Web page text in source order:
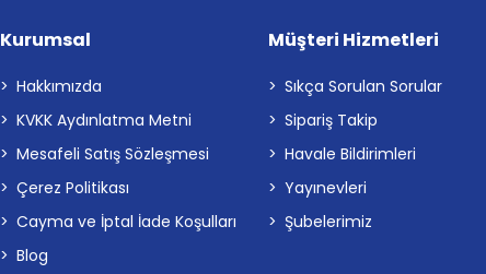
Kurumsal
Hakkımızda
KVKK Aydınlatma Metni
Mesafeli Satış Sözleşmesi
Çerez Politikası
Cayma ve İptal İade Koşulları
Blog
Müşteri Hizmetleri
Sıkça Sorulan Sorular
Sipariş Takip
Havale Bildirimleri
Yayınevleri
Şubelerimiz